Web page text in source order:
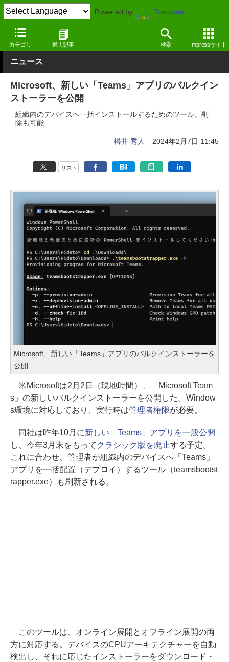
Powered by Translate
カテゴリ 過去記事 検索 Impressサイト
窓の杜 オフィス・ドキュメント Windows
ニュース
Microsoft、新しい「Teams」アプリのバルクイン
ストーラーを公開
組織内のデバイスへ一括インストールするためのツール。削
除も可能
樽井 秀人 2024年2月7日 11:45
リスト
Microsoft、新しい「Teams」アプリのバルクインストーラーを
公開
米Microsoftは2月2日（現地時間）、「Microsoft Team
s」の新しいバルクインストーラーを公開した。Window
s環境に対応しており、実行時は管理者権限が必要。
同社は昨年10月に新しい「Teams」アプリを一般公開
し、今年3月末をもって クラシック版を廃止する予定。
これに合わせ、管理者が組織内のデバイスへ「Teams」
アプリを一括配置（デプロイ）するツール（teamsbootst
rapper.exe）も刷新される。
このツールは、オンライン展開とオフライン展開の両
方に対応する。デバイスのCPUアーキテクチャーを自動
検出し、それに応じたインストーラーをダウンロード・